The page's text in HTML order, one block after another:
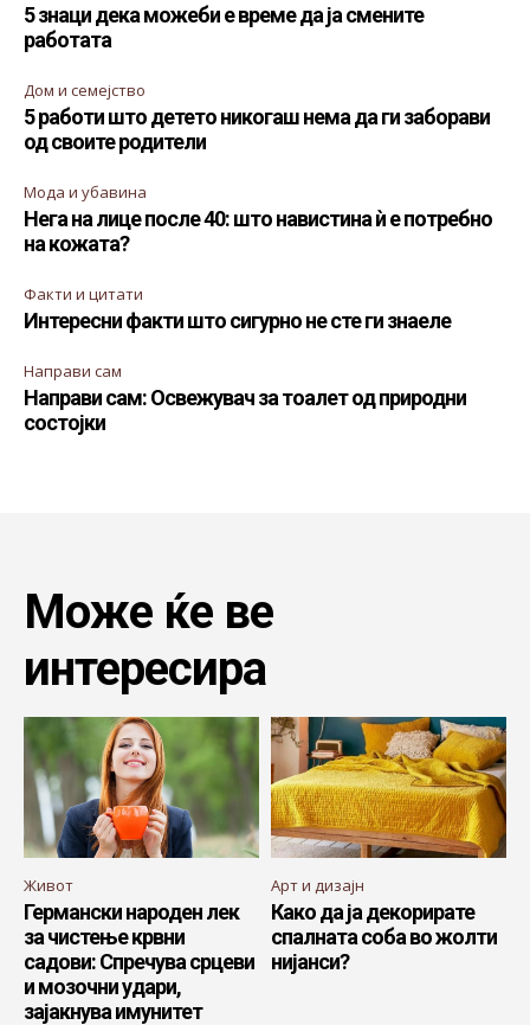
5 знаци дека можеби е време да ја смените
работата
Дом и семејство
5 работи што детето никогаш нема да ги заборави
од своите родители
Мода и убавина
Нега на лице после 40: што навистина ѝ е потребно
на кожата?
Факти и цитати
Интересни факти што сигурно не сте ги знаеле
Направи сам
Направи сам: Освежувач за тоалет од природни
состојки
Може ќе ве
интересира
Живот
Германски народен лек
за чистење крвни
садови: Спречува срцеви
и мозочни удари,
зајакнува имунитет
Арт и дизајн
Како да ја декорирате
спалната соба во жолти
нијанси?